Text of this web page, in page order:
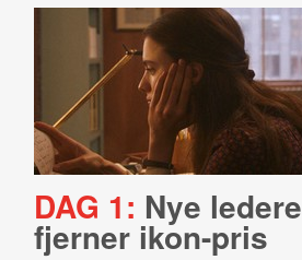
DAG 1: Nye ledere
fjerner ikon-pris